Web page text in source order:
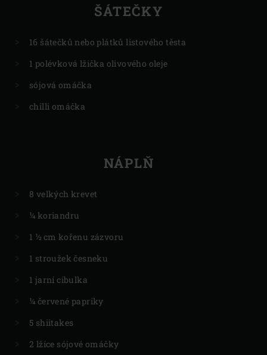
ŠÁTEČKY
16 šátečků nebo plátků listového těsta
1 polévková lžička olivového oleje
sójová omáčka
chilli omáčka
NÁPLŇ
8 velkých krevet
¼ koriandru
1 ½ cm kořenu zázvoru
1 stroužek česneku
1 jarní cibulka
¼ červené papriky
5 shiitakes
2 lžíce sójové omáčky